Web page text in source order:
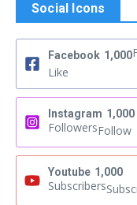
Social Icons
Facebook 1,000
Like
Instagram 1,000
FollowersFollow
Youtube 1,000
Subscribers